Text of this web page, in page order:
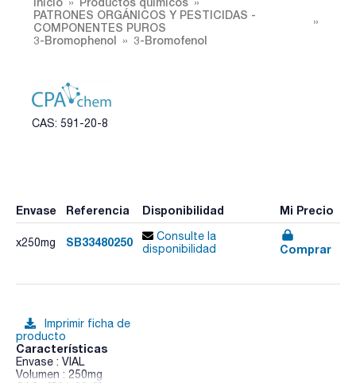
PATRONES ORGÁNICOS Y PESTICIDAS -
COMPONENTES PUROS
3-Bromophenol
3-Bromofenol
CAS: 591-20-8
Envase Referencia Disponibilidad Mi Precio
x250mg SB33480250
Consulte la
disponibilidad
Comprar
Imprimir ficha de
producto
Características
Envase : VIAL
Volumen : 250mg